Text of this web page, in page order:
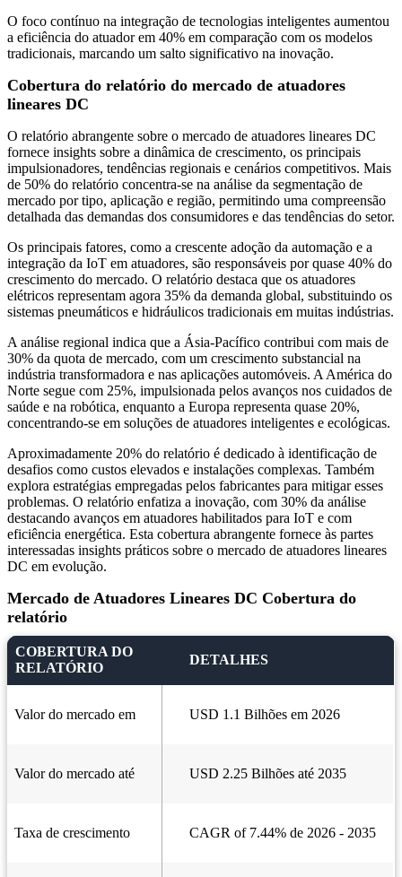
O foco contínuo na integração de tecnologias inteligentes aumentou
a eficiência do atuador em 40% em comparação com os modelos
tradicionais, marcando um salto significativo na inovação.
Cobertura do relatório do mercado de atuadores
lineares DC
O relatório abrangente sobre o mercado de atuadores lineares DC
fornece insights sobre a dinâmica de crescimento, os principais
impulsionadores, tendências regionais e cenários competitivos. Mais
de 50% do relatório concentra-se na análise da segmentação de
mercado por tipo, aplicação e região, permitindo uma compreensão
detalhada das demandas dos consumidores e das tendências do setor.
Os principais fatores, como a crescente adoção da automação e a
integração da IoT em atuadores, são responsáveis ​​por quase 40% do
crescimento do mercado. O relatório destaca que os atuadores
elétricos representam agora 35% da demanda global, substituindo os
sistemas pneumáticos e hidráulicos tradicionais em muitas indústrias.
A análise regional indica que a Ásia-Pacífico contribui com mais de
30% da quota de mercado, com um crescimento substancial na
indústria transformadora e nas aplicações automóveis. A América do
Norte segue com 25%, impulsionada pelos avanços nos cuidados de
saúde e na robótica, enquanto a Europa representa quase 20%,
concentrando-se em soluções de atuadores inteligentes e ecológicas.
Aproximadamente 20% do relatório é dedicado à identificação de
desafios como custos elevados e instalações complexas. Também
explora estratégias empregadas pelos fabricantes para mitigar esses
problemas. O relatório enfatiza a inovação, com 30% da análise
destacando avanços em atuadores habilitados para IoT e com
eficiência energética. Esta cobertura abrangente fornece às partes
interessadas insights práticos sobre o mercado de atuadores lineares
DC em evolução.
Mercado de Atuadores Lineares DC Cobertura do
relatório
COBERTURA DO
RELATÓRIO
DETALHES
Valor do mercado em USD 1.1 Bilhões em 2026
Valor do mercado até USD 2.25 Bilhões até 2035
Taxa de crescimento CAGR of 7.44% de 2026 - 2035